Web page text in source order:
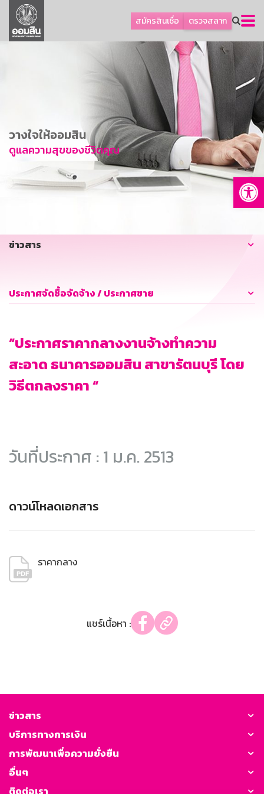
สมัครสินเชื่อ ตรวจสลาก
ลูกค้าธุรกิจ
ลูกค้าผู้ประกอบรายย่อย
การพัฒนาที่ยั่งยืน
ข่าวสาร
บริการทางการเงิน
อื่นๆ
วางใจให้ออมสิน
ดูแลความสุขของชีวิตคุณ
ข่าวสาร
ประกาศจัดซื้อจัดจ้าง / ประกาศขาย
“ประกาศราคากลางงานจ้างทำความ
สะอาด ธนาคารออมสิน สาขารัตนบุรี โดย
วิธีตกลงราคา “
วันที่ประกาศ : 1 ม.ค. 2513
ดาวน์โหลดเอกสาร
ราคากลาง
แชร์เนื้อหา :
ข่าวสาร
บริการทางการเงิน
การพัฒนาเพื่อความยั่งยืน
อื่นๆ